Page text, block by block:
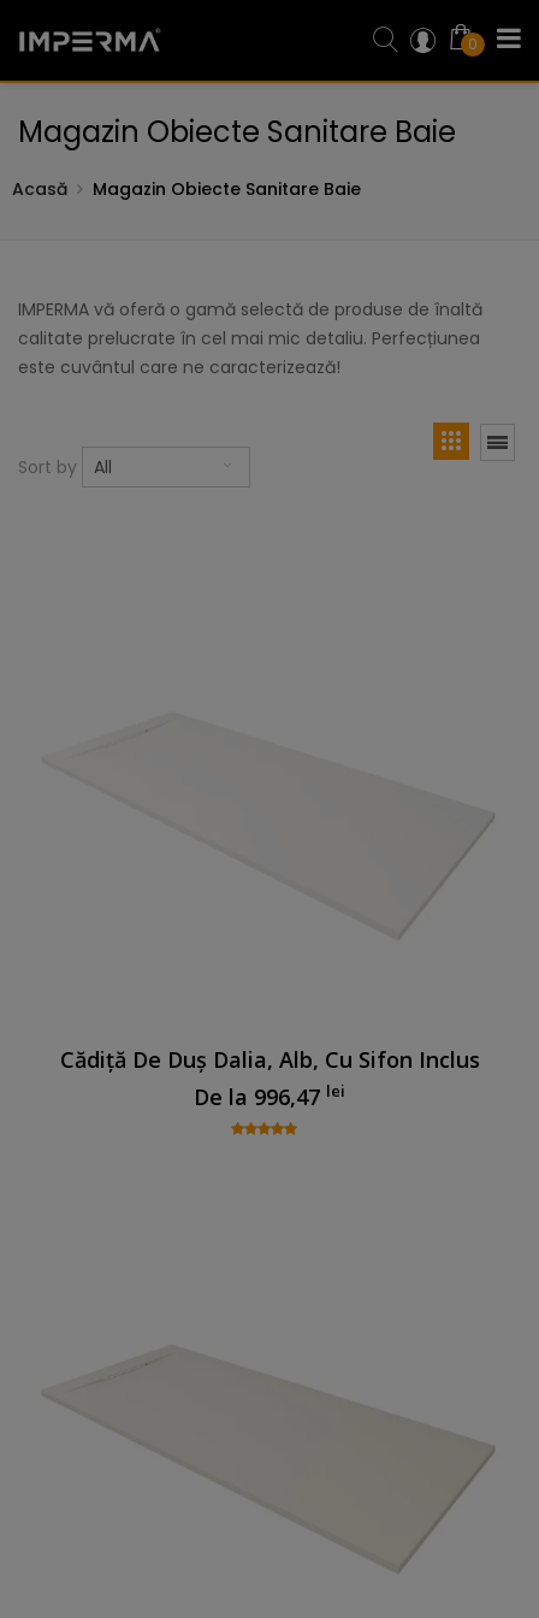
0
Magazin Obiecte Sanitare Baie
Acasă Magazin Obiecte Sanitare Baie
IMPERMA vă oferă o gamă selectă de produse de înaltă
calitate prelucrate în cel mai mic detaliu. Perfecțiunea
este cuvântul care ne caracterizează!
Sort by All
Cădiță De Duș Dalia, Alb, Cu Sifon Inclus
De la 996,47 lei